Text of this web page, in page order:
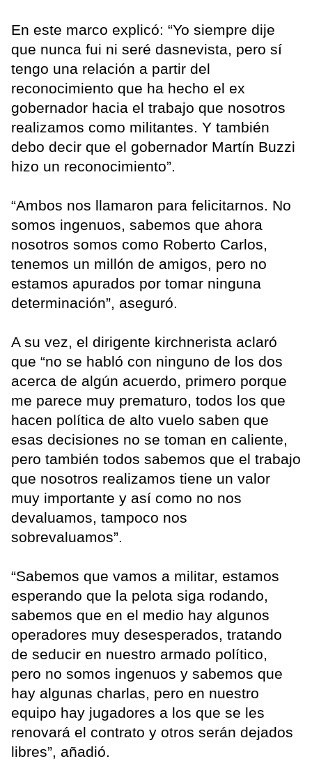
En este marco explicó: “Yo siempre dije
que nunca fui ni seré dasnevista, pero sí
tengo una relación a partir del
reconocimiento que ha hecho el ex
gobernador hacia el trabajo que nosotros
realizamos como militantes. Y también
debo decir que el gobernador Martín Buzzi
hizo un reconocimiento”.
“Ambos nos llamaron para felicitarnos. No
somos ingenuos, sabemos que ahora
nosotros somos como Roberto Carlos,
tenemos un millón de amigos, pero no
estamos apurados por tomar ninguna
determinación”, aseguró.
A su vez, el dirigente kirchnerista aclaró
que “no se habló con ninguno de los dos
acerca de algún acuerdo, primero porque
me parece muy prematuro, todos los que
hacen política de alto vuelo saben que
esas decisiones no se toman en caliente,
pero también todos sabemos que el trabajo
que nosotros realizamos tiene un valor
muy importante y así como no nos
devaluamos, tampoco nos
sobrevaluamos”.
“Sabemos que vamos a militar, estamos
esperando que la pelota siga rodando,
sabemos que en el medio hay algunos
operadores muy desesperados, tratando
de seducir en nuestro armado político,
pero no somos ingenuos y sabemos que
hay algunas charlas, pero en nuestro
equipo hay jugadores a los que se les
renovará el contrato y otros serán dejados
libres”, añadió.